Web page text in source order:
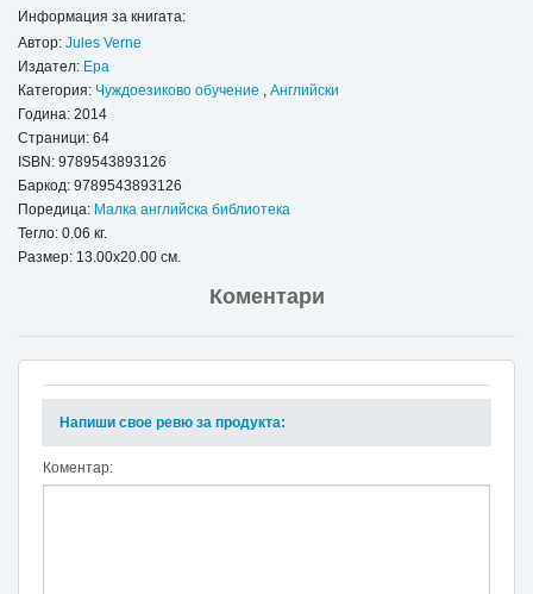
Информация за книгата:
Автор: Jules Verne
Издател: Ера
Категория: Чуждоезиково обучение
Английски
Година: 2014
Страници: 64
ISBN: 9789543893126
Баркод: 9789543893126
Поредица: Малка английска библиотека
Тегло: 0.06 кг.
Размер: 13.00x20.00 см.
Коментари
Напиши свое ревю за продукта:
Коментар: